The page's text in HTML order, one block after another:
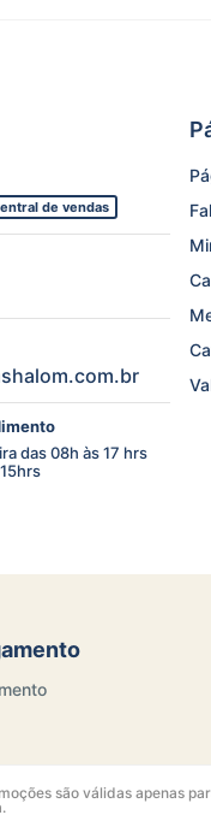
de vendas
das 08h às 17 hrs
são válidas apenas